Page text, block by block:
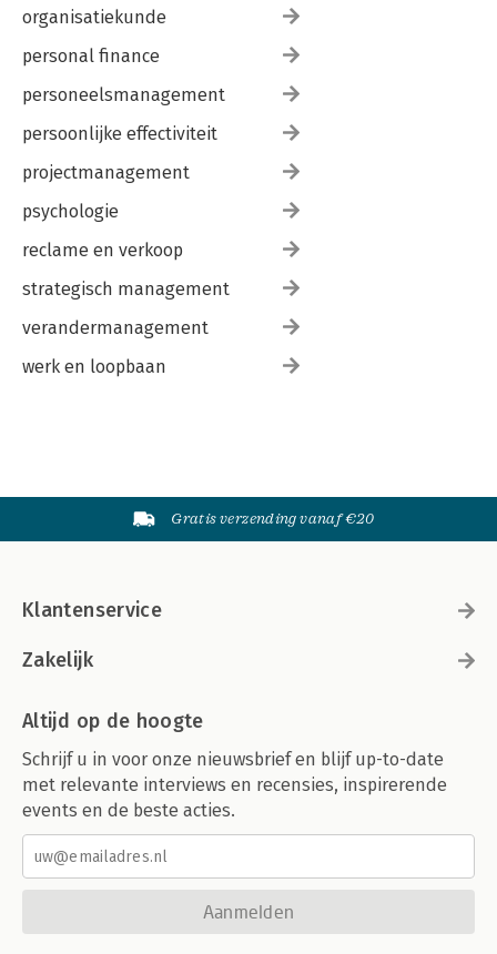
organisatiekunde
personal finance
personeelsmanagement
persoonlijke effectiviteit
projectmanagement
psychologie
reclame en verkoop
strategisch management
verandermanagement
werk en loopbaan
Gratis verzending vanaf €20
Klantenservice
Zakelijk
Altijd op de hoogte
Schrijf u in voor onze nieuwsbrief en blijf up-to-date
met relevante interviews en recensies, inspirerende
events en de beste acties.
Aanmelden